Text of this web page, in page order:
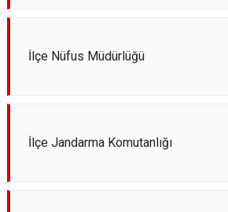
İlçe Nüfus Müdürlüğü
İlçe Jandarma Komutanlığı